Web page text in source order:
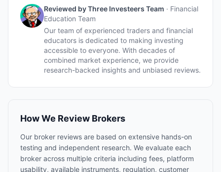
Reviewed byThree Investeers Team · Financial
Education Team
Our team of experienced traders and financial
educators is dedicated to making investing
accessible to everyone. With decades of
combined market experience, we provide
research-backed insights and unbiased reviews.
How We Review Brokers
Our broker reviews are based on extensive hands-on
testing and independent research. We evaluate each
broker across multiple criteria including fees, platform
usability, available instruments, regulation, customer